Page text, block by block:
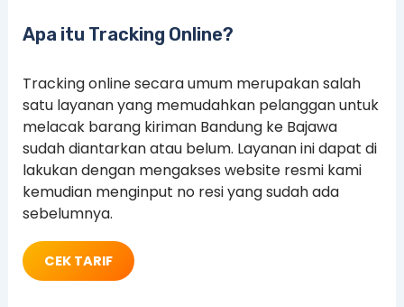
Apa itu Tracking Online?
Tracking online secara umum merupakan salah
satu layanan yang memudahkan pelanggan untuk
melacak barang kiriman Bandung ke Bajawa
sudah diantarkan atau belum. Layanan ini dapat di
lakukan dengan mengakses website resmi kami
kemudian menginput no resi yang sudah ada
sebelumnya.
CEK TARIF